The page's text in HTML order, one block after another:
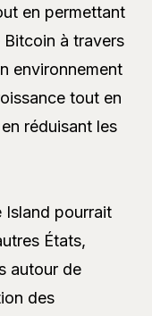
en permettant
Bitcoin à travers
environnement
tout en
réduisant les
Island pourrait
États,
autour de
des